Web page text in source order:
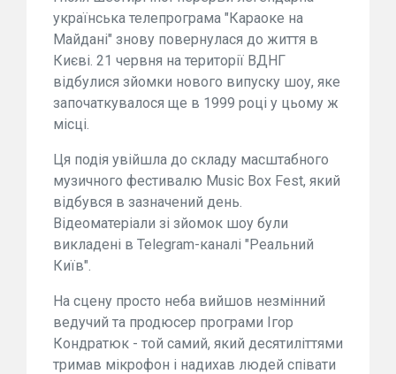
українська телепрограма "Караоке на
Майдані" знову повернулася до життя в
Києві. 21 червня на території ВДНГ
відбулися зйомки нового випуску шоу, яке
започаткувалося ще в 1999 році у цьому ж
місці.
Ця подія увійшла до складу масштабного
музичного фестивалю Music Box Fest, який
відбувся в зазначений день.
Відеоматеріали зі зйомок шоу були
викладені в Telegram-каналі "Реальний
Київ".
На сцену просто неба вийшов незмінний
ведучий та продюсер програми Ігор
Кондратюк - той самий, який десятиліттями
тримав мікрофон і надихав людей співати